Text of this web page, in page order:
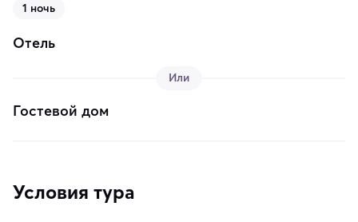
1 ночь
Отель
Или
Гостевой дом
Условия тура